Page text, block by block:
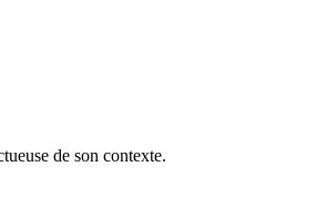
de son contexte.